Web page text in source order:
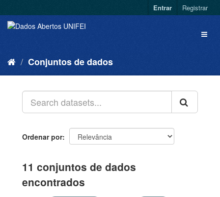
Entrar Registrar
Conjuntos de dados
Ordenar por
11 conjuntos de dados
encontrados